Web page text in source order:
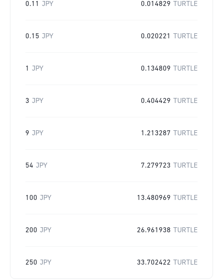
0.11 JPY 0.014829 TURTLE
0.15 JPY 0.020221 TURTLE
1 JPY 0.134809 TURTLE
3 JPY 0.404429 TURTLE
9 JPY 1.213287 TURTLE
54 JPY 7.279723 TURTLE
100 JPY 13.480969 TURTLE
200 JPY 26.961938 TURTLE
250 JPY 33.702422 TURTLE